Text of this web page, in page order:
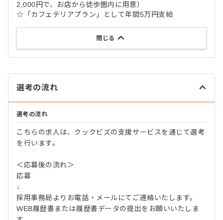
2,000円で、お店から徒歩圏内に用意）
☆「カフェテリアプラン」として年間5万円支給
閉じる
選考の流れ
選考の流れ
こちらの求人は、クックビズの支援サービスを通じて選考
を行います。
＜応募後の流れ＞
応募
↓
採用事務局よりお電話・メールにてご連絡いたします。
WEB履歴書または履歴書データの提出をお願いいたしま